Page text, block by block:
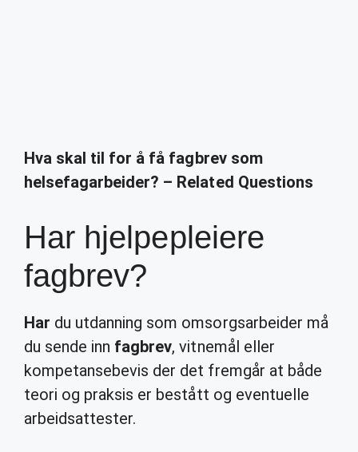
Hva skal til for å få fagbrev som
helsefagarbeider? – Related Questions
Har hjelpepleiere
fagbrev?
Har du utdanning som omsorgsarbeider må
du sende inn fagbrev, vitnemål eller
kompetansebevis der det fremgår at både
teori og praksis er bestått og eventuelle
arbeidsattester.